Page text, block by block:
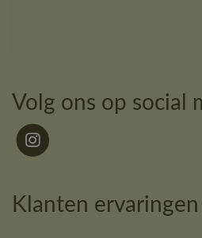
Volg ons op social
Klanten ervaringen